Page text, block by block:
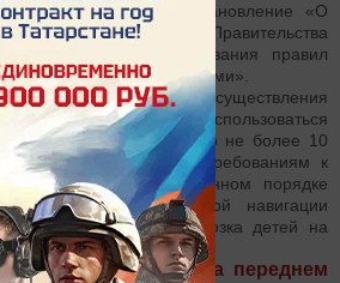
вступает в силу Постановление «О
в некоторые акты Правительства
в части совершенствования правил
группы детей автобусами».
1 января 2017 года для осуществления
группы детей может использоваться
выпуска которого прошло не более 10
техническим требованиям к
оснащен в установленном порядке
спутниковой навигации
в 2017 году перевозка детей на
будет запрещена.
детского кресла на переднем